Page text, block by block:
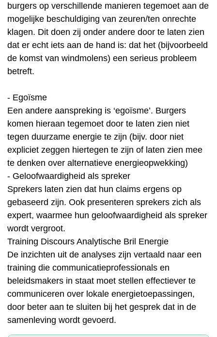
burgers op verschillende manieren tegemoet aan de
mogelijke beschuldiging van zeuren/ten onrechte
klagen. Dit doen zij onder andere door te laten zien
dat er echt iets aan de hand is: dat het (bijvoorbeeld
de komst van windmolens) een serieus probleem
betreft.
- Egoïsme
Een andere aanspreking is ‘egoïsme’. Burgers
komen hieraan tegemoet door te laten zien niet
tegen duurzame energie te zijn (bijv. door niet
expliciet zeggen hiertegen te zijn of laten zien mee
te denken over alternatieve energieopwekking)
- Geloofwaardigheid als spreker
Sprekers laten zien dat hun claims ergens op
gebaseerd zijn. Ook presenteren sprekers zich als
expert, waarmee hun geloofwaardigheid als spreker
wordt vergroot.
Training Discours Analytische Bril Energie
De inzichten uit de analyses zijn vertaald naar een
training die communicatieprofessionals en
beleidsmakers in staat moet stellen effectiever te
communiceren over lokale energietoepassingen,
door beter aan te sluiten bij het gesprek dat in de
samenleving wordt gevoerd.